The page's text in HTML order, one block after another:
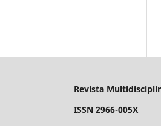
Revista
ISSN 2966-005X